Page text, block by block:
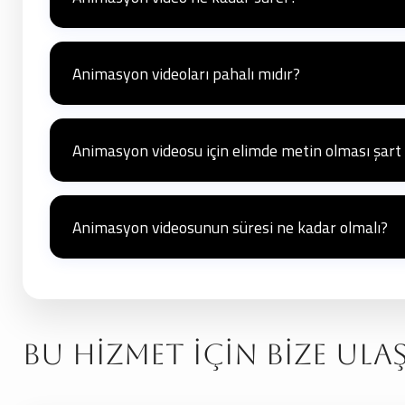
Bir animasyon videosunun süreci; senaryo, tasarım ve
Animasyon videoları pahalı mıdır?
Animasyonlar, reklam filmlerine göre genellikledaha
yoktur.
Animasyon videosu için elimde metin olması şart
Hayır, elimizde bir metin olmasa bile markanızın hedefleri
Animasyon videosunun süresi ne kadar olmalı?
Bu Hizmet İçin Bize